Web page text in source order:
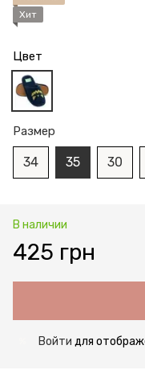
Хит
Цвет
Размер
34 35 30
В наличии
425 грн
Войти для